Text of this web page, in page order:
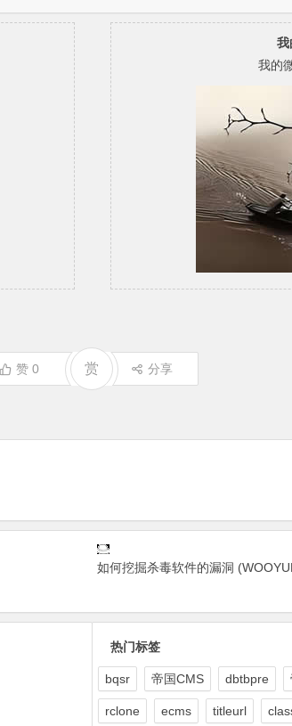
我
我的
赞 0 赏 分享
如何挖掘杀毒软件的漏洞
热门标签
bqsr 帝国CMS dbtbpre
rclone ecms titleurl